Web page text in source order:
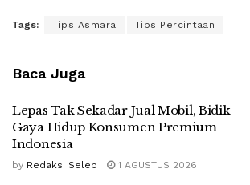
Tags: Tips Asmara Tips Percintaan
Baca Juga
Lepas Tak Sekadar Jual Mobil, Bidik
Gaya Hidup Konsumen Premium
Indonesia
by Redaksi Seleb 1 AGUSTUS 2026